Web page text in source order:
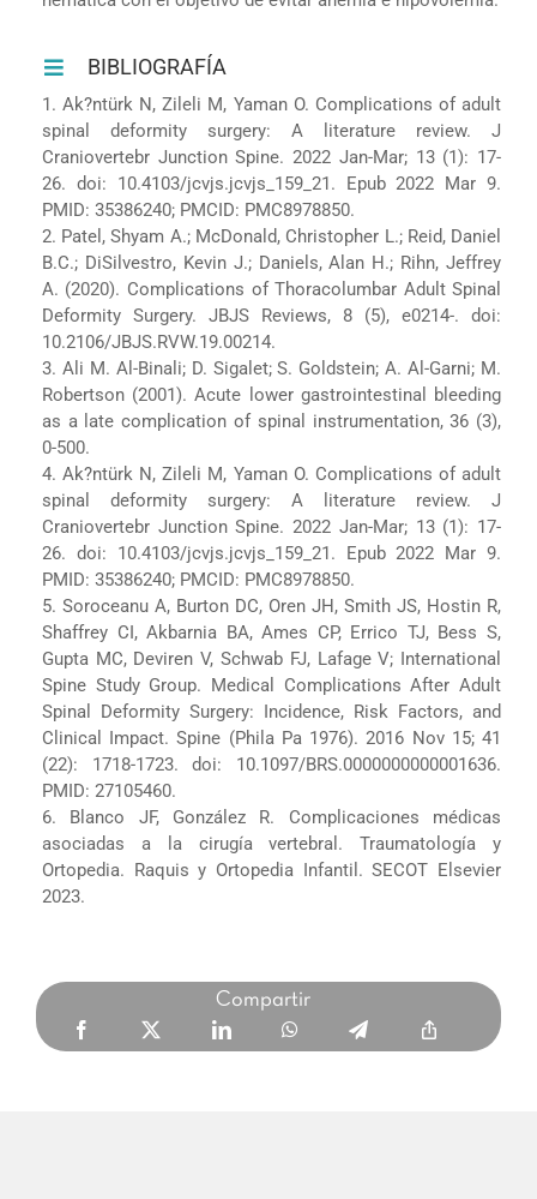
BIBLIOGRAFÍA
1. Ak?ntürk N, Zileli M, Yaman O. Complications of adult
spinal deformity surgery: A literature review. J
Craniovertebr Junction Spine. 2022 Jan-Mar; 13 (1): 17-
26. doi: 10.4103/jcvjs.jcvjs_159_21. Epub 2022 Mar 9.
PMID: 35386240; PMCID: PMC8978850.
2. Patel, Shyam A.; McDonald, Christopher L.; Reid, Daniel
B.C.; DiSilvestro, Kevin J.; Daniels, Alan H.; Rihn, Jeffrey
A. (2020). Complications of Thoracolumbar Adult Spinal
Deformity Surgery. JBJS Reviews, 8 (5), e0214-. doi:
10.2106/JBJS.RVW.19.00214.
3. Ali M. Al-Binali; D. Sigalet; S. Goldstein; A. Al-Garni; M.
Robertson (2001). Acute lower gastrointestinal bleeding
as a late complication of spinal instrumentation, 36 (3),
0-500.
4. Ak?ntürk N, Zileli M, Yaman O. Complications of adult
spinal deformity surgery: A literature review. J
Craniovertebr Junction Spine. 2022 Jan-Mar; 13 (1): 17-
26. doi: 10.4103/jcvjs.jcvjs_159_21. Epub 2022 Mar 9.
PMID: 35386240; PMCID: PMC8978850.
5. Soroceanu A, Burton DC, Oren JH, Smith JS, Hostin R,
Shaffrey CI, Akbarnia BA, Ames CP, Errico TJ, Bess S,
Gupta MC, Deviren V, Schwab FJ, Lafage V; International
Spine Study Group. Medical Complications After Adult
Spinal Deformity Surgery: Incidence, Risk Factors, and
Clinical Impact. Spine (Phila Pa 1976). 2016 Nov 15; 41
(22): 1718-1723. doi: 10.1097/BRS.0000000000001636.
PMID: 27105460.
6. Blanco JF, González R. Complicaciones médicas
asociadas a la cirugía vertebral. Traumatología y
Ortopedia. Raquis y Ortopedia Infantil. SECOT Elsevier
2023.
Compartir